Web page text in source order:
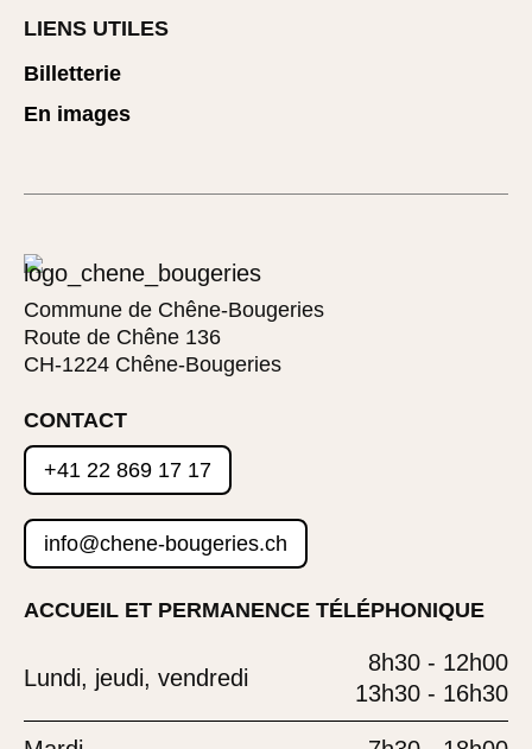
LIENS UTILES
Billetterie
En images
Commune de Chêne-Bougeries
Route de Chêne 136
CH-1224 Chêne-Bougeries
CONTACT
+41 22 869 17 17
info@chene-bougeries.ch
ACCUEIL ET PERMANENCE TÉLÉPHONIQUE
Lundi, jeudi, vendredi
8h30 - 12h00
13h30 - 16h30